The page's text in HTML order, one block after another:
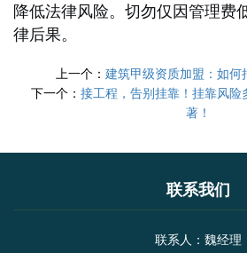
降低法律风险。切勿仅因管理费
律后果。
上一个： 建筑甲级资质加盟：如何
下一个： 接工程，告别挂靠！挂靠风险
著！
联系我们
联系人：魏经理